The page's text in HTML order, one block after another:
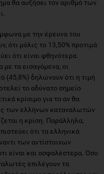
θα αυξήσει τον αριθμό των
με την έρευνα του
ότι μόλις το 13,50% προτιμά
ότι είναι φθηνότερα.
με τα εισαγόμενα, οι
(45,8%) δηλώνουν ότι η τιμή
το αδύνατο σημείο
κρίσιμο για το αν θα
των ελλήνων καταναλωτών
η κρίση. Παράλληλα,
ότι τα ελληνικά
των αντίστοιχων
είναι και ασφαλέστερα. Όσο
επιλέγουν τα